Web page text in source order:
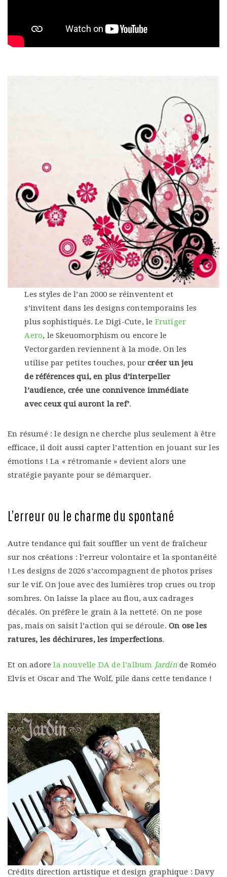
Les styles de l’an 2000 se réinventent et
s’invitent dans les designs contemporains les
plus sophistiqués. Le Digi-Cute, le Frutiger
Aero, le Skeuomorphism ou encore le
Vectorgarden reviennent à la mode. On les
utilise par petites touches, pourcréer un jeu
de références qui, en plus d’interpeller
l’audience, crée une connivence immédiate
avec ceux qui auront la ref’.
En résumé : le design ne cherche plus seulement à être
efficace, il doit aussi capter l’attention en jouant sur les
émotions ! La « rétromanie » devient alors une
stratégie payante pour se démarquer.
L’erreur ou le charme du spontané
Autre tendance qui fait souffler un vent de fraîcheur
sur nos créations : l’erreur volontaire et la spontanéité
! Les designs de 2026 s’accompagnent de photos prises
sur le vif. On joue avec des lumières trop crues ou trop
sombres. On laisse la place au flou, aux cadrages
décalés. On préfère le grain à la netteté. On ne pose
pas, mais on saisit l’action qui se déroule. On ose les
ratures, les déchirures, les imperfections.
Et on adorela nouvelle DA de l’album Jardinde Roméo
Elvis et Oscar and The Wolf, pile dans cette tendance !
Crédits direction artistique et design graphique : Davy